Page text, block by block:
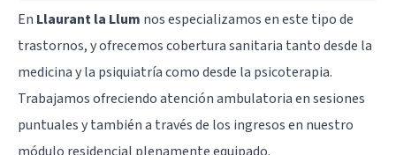
En Llaurant la Llum nos especializamos en este tipo de
trastornos, y ofrecemos cobertura sanitaria tanto desde la
medicina y la psiquiatría como desde la psicoterapia.
Trabajamos ofreciendo atención ambulatoria en sesiones
puntuales y también a través de los ingresos en nuestro